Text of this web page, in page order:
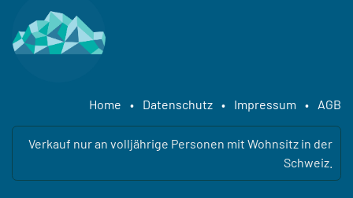
Home • Datenschutz • Impressum • AGB
Verkauf nur an volljährige Personen mit Wohnsitz in der
Schweiz.